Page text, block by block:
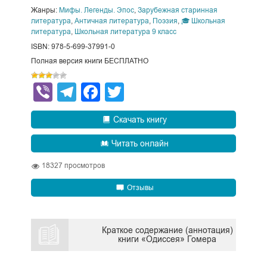
Жанры: Мифы. Легенды. Эпос, Зарубежная старинная
литература Античная литература Поэзия 🎓 Школьная
литература Школьная литература 9 класс
ISBN: 978-5-699-37991-0
Полная версия книги БЕСПЛАТНО
ViberTelegram
Facebook
Скачать книгу
Читать онлайн
18327 просмотров
Отзывы
Краткое содержание (аннотация)
книги «Одиссея» Гомера